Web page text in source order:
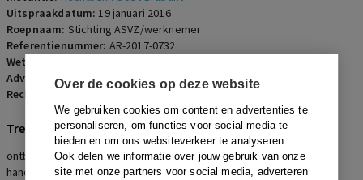
Over de cookies op deze website
We gebruiken cookies om content en advertenties te
personaliseren, om functies voor social media te
bieden en om ons websiteverkeer te analyseren.
Ook delen we informatie over jouw gebruik van onze
site met onze partners voor social media, adverteren
Uitspraakdatum:19 januari 2016
Roepnaam: Stichting ASVZ/werknemer
Referentienummer: AR-2017-0732
Wetsartikelen:
Advocaten:R.J. Kitsz en H.M.A. van den Boogaard
Rechters:
B.C.W. Geurtsen-van Eeden
Trefwoorden
ontbinding, zieke werknemer, re-integratie, ernstig verwijtbaar
handelen